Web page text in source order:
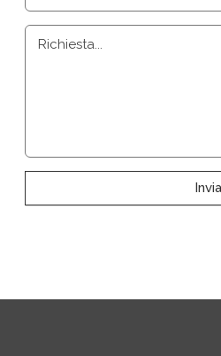
Richiesta...
Invia